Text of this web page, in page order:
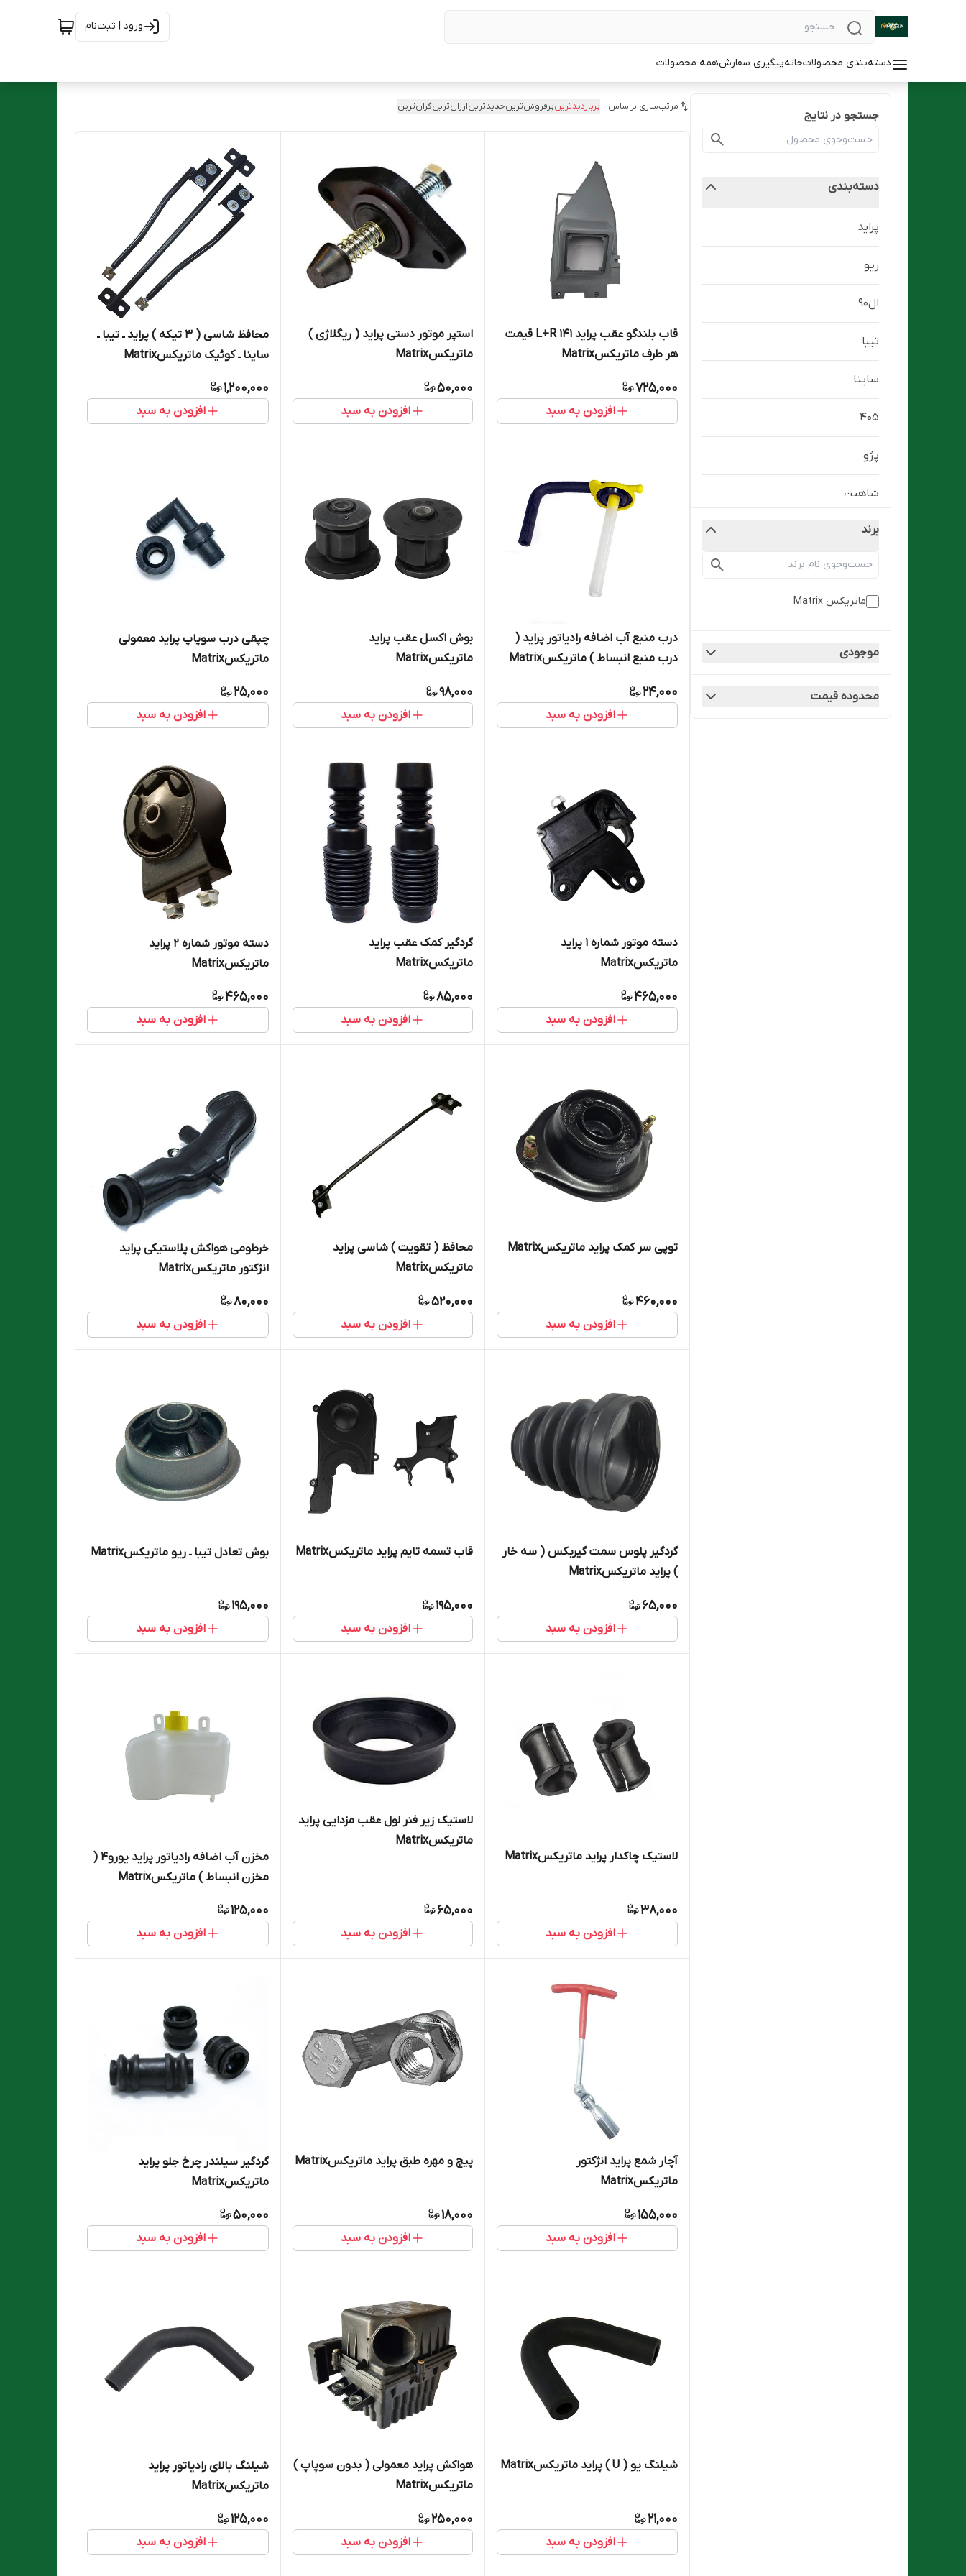
ورود | ثبت‌نام
دسته‌بندی محصولاتخانهپیگیری سفارشهمه محصولات
جستجو در نتایج
دسته‌بندی
پراید
ریو
ال۹۰
تیبا
ساینا
۴۰۵
پژو
شاهین
کوئیک
سمند
برند
ماتریکس Matrix
موجودی
محدوده قیمت
مرتب‌سازی براساس: پربازدیدترینپرفروش‌ترینجدیدترینارزان‌ترینگران‌ترین
قاب بلندگو عقب پراید ۱۴۱ L+R قیمت
هر طرف ماتریکسMatrix
725,000
افزودن به سبد
استپر موتور دستی پراید ( ریگلاژی )
ماتریکسMatrix
50,000
افزودن به سبد
محافظ شاسی ( ۳ تیکه ) پراید ـ تیبا ـ
ساینا ـ کوئیک ماتریکسMatrix
1,200,000
افزودن به سبد
درب منبع آب اضافه رادیاتور پراید (
درب منبع انبساط ) ماتریکسMatrix
24,000
افزودن به سبد
بوش اکسل عقب پراید
ماتریکسMatrix
98,000
افزودن به سبد
چپقی درب سوپاپ پراید معمولی
ماتریکسMatrix
25,000
افزودن به سبد
دسته موتور شماره ۱ پراید
ماتریکسMatrix
465,000
افزودن به سبد
گردگیر کمک عقب پراید
ماتریکسMatrix
85,000
افزودن به سبد
دسته موتور شماره ۲ پراید
ماتریکسMatrix
465,000
افزودن به سبد
توپی سر کمک پراید ماتریکسMatrix
460,000
افزودن به سبد
محافظ ( تقویت ) شاسی پراید
ماتریکسMatrix
520,000
افزودن به سبد
خرطومی هواکش پلاستیکی پراید
انژکتور ماتریکسMatrix
80,000
افزودن به سبد
گردگیر پلوس سمت گیربکس ( سه خار
) پراید ماتریکسMatrix
65,000
افزودن به سبد
قاب تسمه تایم پراید ماتریکسMatrix
195,000
افزودن به سبد
بوش تعادل تیبا ـ ریو ماتریکسMatrix
195,000
افزودن به سبد
لاستیک چاکدار پراید ماتریکسMatrix
38,000
افزودن به سبد
لاستیک زیر فنر لول عقب مزدایی پراید
ماتریکسMatrix
65,000
افزودن به سبد
مخزن آب اضافه رادیاتور پراید یورو۴ (
مخزن انبساط ) ماتریکسMatrix
125,000
افزودن به سبد
آچار شمع پراید انژکتور
ماتریکسMatrix
155,000
افزودن به سبد
پیچ و مهره طبق پراید ماتریکسMatrix
18,000
افزودن به سبد
گردگیر سیلندر چرخ جلو پراید
ماتریکسMatrix
50,000
افزودن به سبد
شیلنگ یو ( U ) پراید ماتریکسMatrix
21,000
افزودن به سبد
هواکش پراید معمولی ( بدون سوپاپ )
ماتریکسMatrix
250,000
افزودن به سبد
شیلنگ بالای رادیاتور پراید
ماتریکسMatrix
125,000
افزودن به سبد